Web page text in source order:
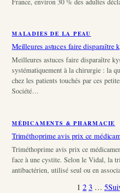
MALADIES DE LA PEAU
Meilleures astuces faire disparaître
Meilleures astuces faire disparaître
systématiquement à la chirurgie : la
chez les patients touchés par ces
Société…
MÉDICAMENTS & PHARMACIE
Triméthoprime avis prix ce
Triméthoprime avis prix ce
face à une cystite. Selon le Vidal, la
antibactérien, utilisé seul ou en
1 23 … 5